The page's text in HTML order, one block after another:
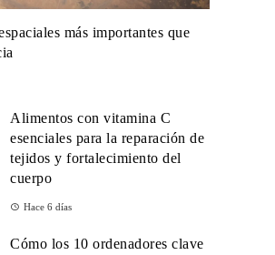
más importantes que
Alimentos con vitamina C
esenciales para la reparación de
tejidos y fortalecimiento del
cuerpo
Hace 6 días
Cómo los 10 ordenadores clave